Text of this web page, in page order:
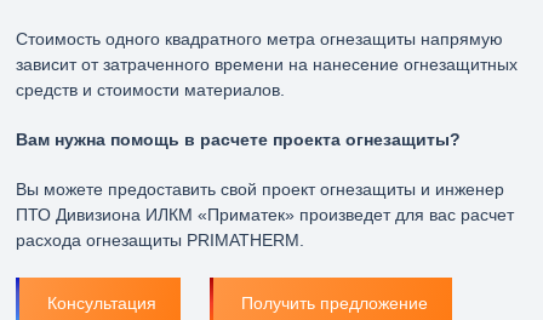
МЕТАЛЛОКОНСТРУКЦИЙ УНИВЕРСАМА
Материалы для огнезащиты металлоконструкций
PRIMATHERM С+
Стоимость одного квадратного метра огнезащиты напрямую
зависит от затраченного времени на нанесение огнезащитных
средств и стоимости материалов.
Вам нужна помощь в расчете проекта огнезащиты?
Вы можете предоставить свой проект огнезащиты и инженер
ПТО Дивизиона ИЛКМ «Приматек» произведет для вас расчет
расхода огнезащиты PRIMATHERM.
Консультация Получить предложение